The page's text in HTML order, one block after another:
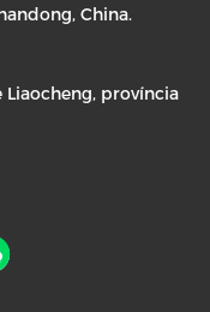
China.
província